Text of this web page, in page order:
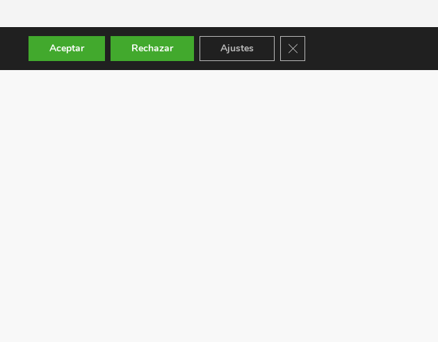
Aceptar Rechazar Ajustes Cerrar el banner de cookies RGPD